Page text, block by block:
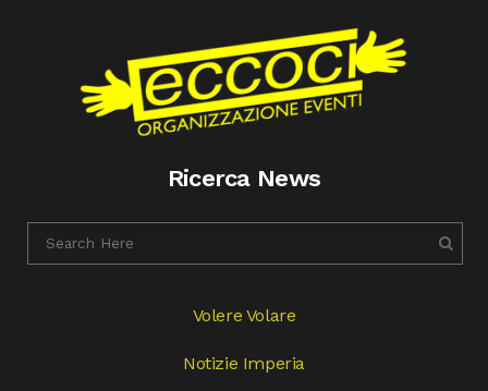
Ricerca News
Volere Volare
Notizie Imperia